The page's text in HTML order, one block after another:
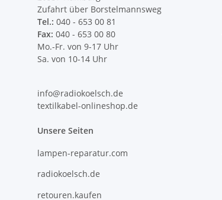
Zufahrt über Borstelmannsweg
Tel.: 040 - 653 00 81
Fax: 040 - 653 00 80
Mo.-Fr. von 9-17 Uhr
Sa. von 10-14 Uhr
info@radiokoelsch.de
textilkabel-onlineshop.de
Unsere Seiten
lampen-reparatur.com
radiokoelsch.de
retouren.kaufen